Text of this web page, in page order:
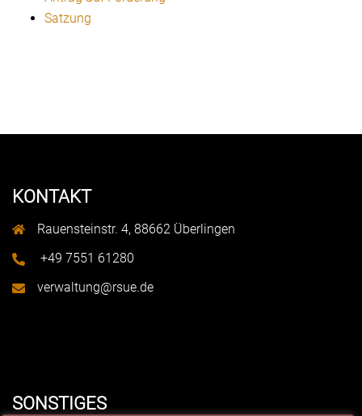
Satzung
KONTAKT
Rauensteinstr. 4, 88662 Überlingen
+49 7551 61280
verwaltung@rsue.de
SONSTIGES